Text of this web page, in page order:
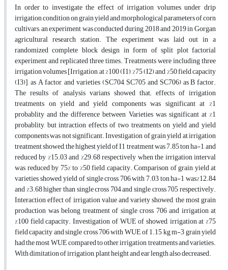
In order to investigate the effect of irrigation volumes under drip
irrigation condition on grain yield and morphological parameters of corn
cultivars, an experiment was conducted during 2018 and 2019 in Gorgan
agricultural research station. The experiment was laid out in a
randomized complete block design in form of split plot factorial
experiment and replicated three times. Treatments were including three
irrigation volumes [Irrigation at %100 (I1), %75 (I2) and %50 field capacity
(I3)], as A factor, and varieties (SC704, SC705 and SC706) as B factor.
The results of analysis varians showed that; effects of irrigation
treatments on yield and yield components was significant at %1
probablity and the difference between Varieties was significant at %1
probablity, but intraction effects of two treatments on yield and yield
components was not significant. Investigation of grain yield at irrigation
treatment showed, the highest yield of I1 treatment was 7.85 ton ha-1, and
reduced by %15.03 and %29.68 respectively when the irrigation interval
was reduced by 75% to %50 field capacity. Comparison of grain yield at
varieties showed, yield of single cross 706 with 7.03 ton ha-1 was%12.84
and %3.68 higher than single cross 704 and single cross 705 respectively.
Interaction effect of irrigation value and variety showed, the most grain
production was belong treatment of single cross 706 and irrigation at
%100 field capacity. Investigation of WUE of showed, irrigation at %75
field capacity and single cross 706 with WUE of 1.15 kg m-3 grain yield
had the most WUE compared to other irrigation treatments and varieties.
With dimitation of irrigation, plant height and ear length also decreased.